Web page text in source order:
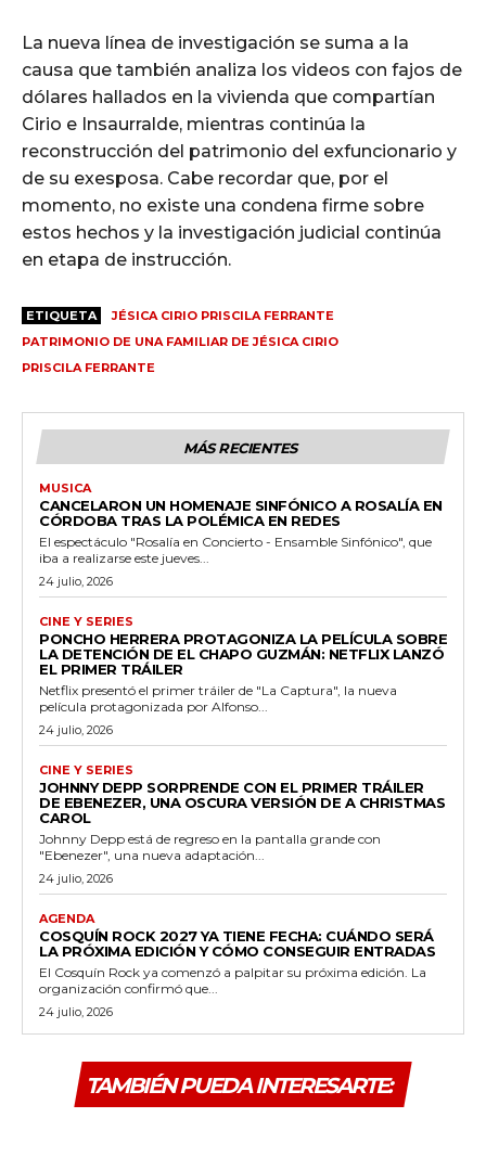
La nueva línea de investigación se suma a la
causa que también analiza los videos con fajos de
dólares hallados en la vivienda que compartían
Cirio e Insaurralde, mientras continúa la
reconstrucción del patrimonio del exfuncionario y
de su exesposa. Cabe recordar que, por el
momento, no existe una condena firme sobre
estos hechos y la investigación judicial continúa
en etapa de instrucción.
ETIQUETA
JÉSICA CIRIO PRISCILA FERRANTE
PATRIMONIO DE UNA FAMILIAR DE JÉSICA CIRIO
PRISCILA FERRANTE
MÁS RECIENTES
MUSICA
CANCELARON UN HOMENAJE SINFÓNICO A ROSALÍA EN
CÓRDOBA TRAS LA POLÉMICA EN REDES
El espectáculo "Rosalía en Concierto - Ensamble Sinfónico", que
iba a realizarse este jueves...
24 julio, 2026
CINE Y SERIES
PONCHO HERRERA PROTAGONIZA LA PELÍCULA SOBRE
LA DETENCIÓN DE EL CHAPO GUZMÁN: NETFLIX LANZÓ
EL PRIMER TRÁILER
Netflix presentó el primer tráiler de "La Captura", la nueva
película protagonizada por Alfonso...
24 julio, 2026
CINE Y SERIES
JOHNNY DEPP SORPRENDE CON EL PRIMER TRÁILER
DE EBENEZER, UNA OSCURA VERSIÓN DE A CHRISTMAS
CAROL
Johnny Depp está de regreso en la pantalla grande con
"Ebenezer", una nueva adaptación...
24 julio, 2026
AGENDA
COSQUÍN ROCK 2027 YA TIENE FECHA: CUÁNDO SERÁ
LA PRÓXIMA EDICIÓN Y CÓMO CONSEGUIR ENTRADAS
El Cosquín Rock ya comenzó a palpitar su próxima edición. La
organización confirmó que...
24 julio, 2026
TAMBIÉN PUEDA INTERESARTE: